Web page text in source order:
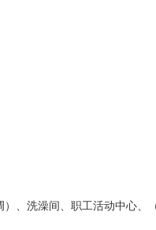
、洗澡间、职工活动中心、